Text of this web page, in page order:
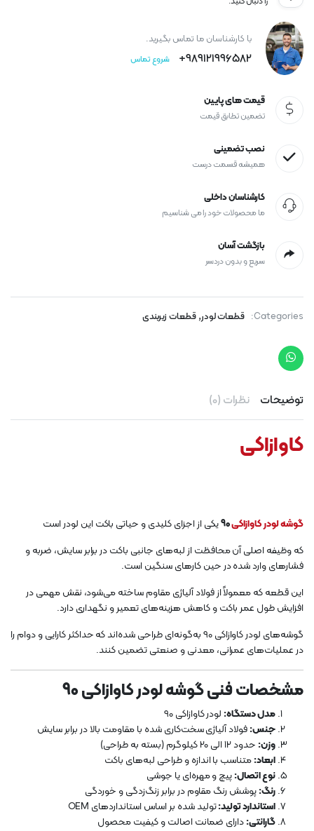
با کارشناسان ما تماس بگیرید.
989121996582+ شروع تماس
قیمت های پایین
تضمین تطابق قیمت
نصب تضمینی
همیشه قسمت درست
کارشناسان داخلی
ما محصولات خود را می شناسیم
بازگشت آسان
سریع و بدون دردسر
Categories: قطعات لودر,قطعات زیربندی
توضیحات نظرات (0)
کاوازاکی
گوشه لودر کاوازاکی90
یکی از اجزای کلیدی و حیاتی باکت این لودر است
که وظیفه اصلی آن محافظت از لبه‌های جانبی باکت در برابر سایش، ضربه و
فشارهای وارد شده در حین کارهای سنگین است.
این قطعه که معمولاً از فولاد آلیاژی مقاوم ساخته می‌شود، نقش مهمی در
افزایش طول عمر باکت و کاهش هزینه‌های تعمیر و نگهداری دارد.
گوشه‌های لودر کاوازاکی 90 به‌گونه‌ای طراحی شده‌اند که حداکثر کارایی و دوام را
در عملیات‌های عمرانی، معدنی و صنعتی تضمین کنند.
مشخصات فنی گوشه لودر کاوازاکی 90
مدل دستگاه: لودر کاوازاکی 90
جنس:فولاد آلیاژی سخت‌کاری شده با مقاومت بالا در برابر سایش
وزن: حدود 12 الی 20 کیلوگرم (بسته به طراحی)
ابعاد:متناسب با اندازه و طراحی لبه‌های باکت
نوع اتصال:پیچ و مهره‌ای یا جوشی
رنگ:پوشش رنگ مقاوم در برابر زنگ‌زدگی و خوردگی
استاندارد تولید:تولید شده بر اساس استانداردهای OEM
گارانتی:دارای ضمانت اصالت و کیفیت محصول